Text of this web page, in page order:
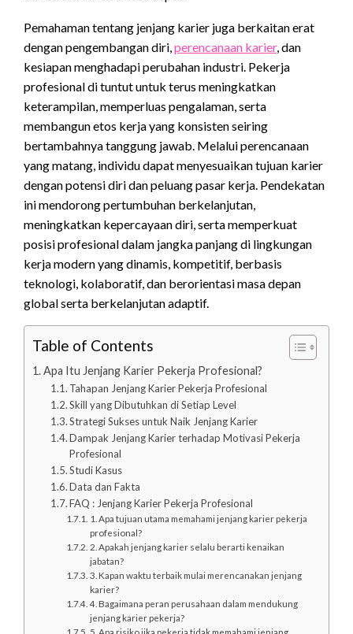
Pemahaman tentang jenjang karier juga berkaitan erat
dengan pengembangan diri,perencanaan karier, dan
kesiapan menghadapi perubahan industri. Pekerja
profesional di tuntut untuk terus meningkatkan
keterampilan, memperluas pengalaman, serta
membangun etos kerja yang konsisten seiring
bertambahnya tanggung jawab. Melalui perencanaan
yang matang, individu dapat menyesuaikan tujuan karier
dengan potensi diri dan peluang pasar kerja. Pendekatan
ini mendorong pertumbuhan berkelanjutan,
meningkatkan kepercayaan diri, serta memperkuat
posisi profesional dalam jangka panjang di lingkungan
kerja modern yang dinamis, kompetitif, berbasis
teknologi, kolaboratif, dan berorientasi masa depan
global serta berkelanjutan adaptif.
Table of Contents
Apa Itu Jenjang Karier Pekerja Profesional?
Tahapan Jenjang Karier Pekerja Profesional
Skill yang Dibutuhkan di Setiap Level
Strategi Sukses untuk Naik Jenjang Karier
Dampak Jenjang Karier terhadap Motivasi Pekerja
Profesional
Studi Kasus
Data dan Fakta
FAQ : Jenjang Karier Pekerja Profesional
1. Apa tujuan utama memahami jenjang karier pekerja
profesional?
2. Apakah jenjang karier selalu berarti kenaikan
jabatan?
3. Kapan waktu terbaik mulai merencanakan jenjang
karier?
4. Bagaimana peran perusahaan dalam mendukung
jenjang karier pekerja?